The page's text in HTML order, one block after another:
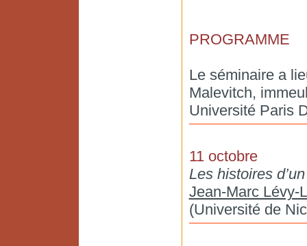
PROGRAMME
Le séminaire a
Malevitch,
Université Paris
11 octobre
Les histoires
Jean-Marc Lévy-
(Université de